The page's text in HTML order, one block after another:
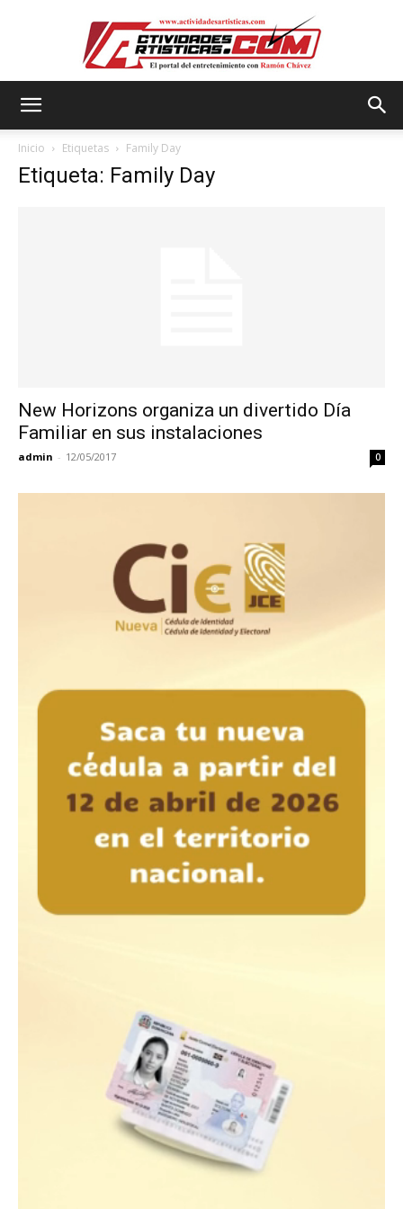
Inicio Etiquetas Family Day
Etiqueta: Family Day
New Horizons organiza un divertido Día
Familiar en sus instalaciones
admin - 12/05/2017 0